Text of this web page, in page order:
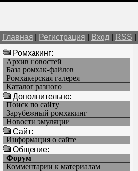
Главная Регистрация Вход RSS
Ромхакинг:
Архив новостей
База ромхак-файлов
Ромхакерская галерея
Каталог разного
Дополнительно:
Поиск по сайту
Зарубежный ромхакинг
Новости эмуляции
Cайт:
Информация о сайте
Общение:
Форум
Комментарии к материалам